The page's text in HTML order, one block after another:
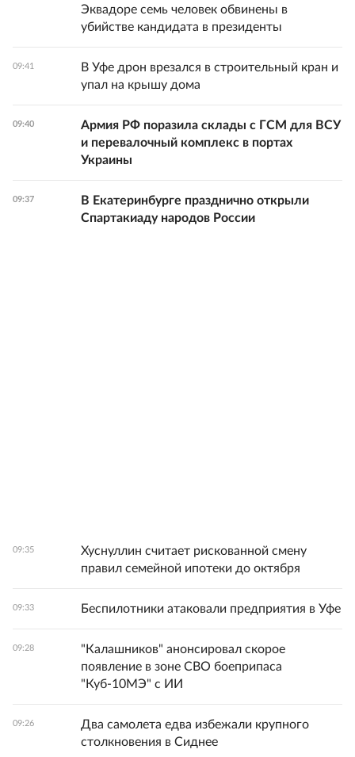
Эквадоре семь человек обвинены в
убийстве кандидата в президенты
09:41
В Уфе дрон врезался в строительный кран и
упал на крышу дома
09:40
Армия РФ поразила склады с ГСМ для ВСУ
и перевалочный комплекс в портах
Украины
09:37
В Екатеринбурге празднично открыли
Спартакиаду народов России
09:35
Хуснуллин считает рискованной смену
правил семейной ипотеки до октября
09:33 Беспилотники атаковали предприятия в Уфе
09:28
"Калашников" анонсировал скорое
появление в зоне СВО боеприпаса
"Куб-10МЭ" с ИИ
09:26
Два самолета едва избежали крупного
столкновения в Сиднее